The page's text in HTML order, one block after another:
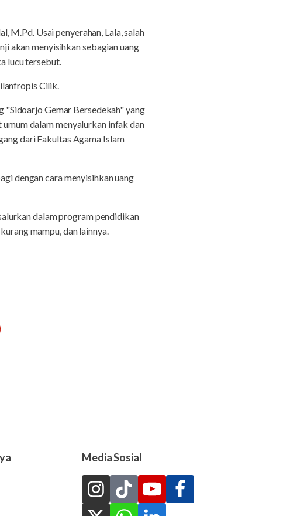
M.Pd. Usai penyerahan, Lala, salah
akan menyisihkan sebagian uang
lucu tersebut.
Cilik.
"Sidoarjo Gemar Bersedekah" yang
dalam menyalurkan infak dan
dari Fakultas Agama Islam
dengan cara menyisihkan uang
dalam program pendidikan
mampu, dan lainnya.
Media Sosial